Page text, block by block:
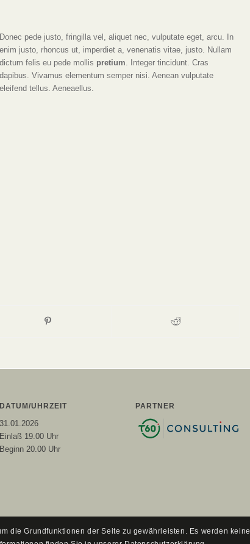
Donec pede justo, fringilla vel, aliquet nec, vulputate eget, arcu. In
enim justo, rhoncus ut, imperdiet a, venenatis vitae, justo. Nullam
dictum felis eu pede mollis pretium. Integer tincidunt. Cras
dapibus. Vivamus elementum semper nisi. Aenean vulputate
eleifend tellus. Aeneaellus.
DATUM/UHRZEIT
31.01.2026
Einlaß 19.00 Uhr
Beginn 20.00 Uhr
PARTNER
die Grundfunktionen der Seite zu gewährleisten. Es werden keine